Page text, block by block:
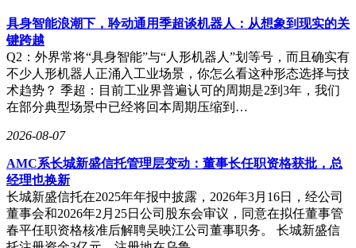
重量的同时，集成电子书阅读与智能笔记功能。其搭载的AI
问答系统可自动关联书籍内容，在用户手写标注时实时提供背
景资料。设备支持的跨设备同步功能，允许用户在手机、平板
和PC间无缝切换阅读进度。特别开发的护眼模式通过动态调
节前光色温，使长时间阅读的眼睛疲劳度降低37%。
具身智能浪潮下，聆动通用季超谈机器人：从想象到现实的关
键跨越
Q2：外界常将“具身智能”与“人形机器人”划等号，而且确实有
不少人形机器人正涌入工业场景，你怎么看这种形态选择与技
术趋势？ 季超：目前工业界普遍认可的周期是2到3年，我们
在部分典型场景中已经将回本周期压缩到…
2026-08-07
AMC系长城新盛信托管理层变动：董事长任职资格获批，总
经理也换新
长城新盛信托在2025年年报中披露，2026年3月16日，经公司
董事会和2026年2月25日公司股东会审议，同意在拟任董事管
春平任职资格核准后解聘吴映江公司董事职务。 长城新盛信